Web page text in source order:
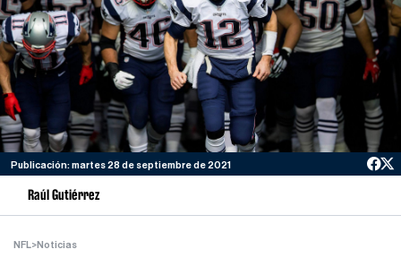
Publicación: martes 28 de septiembre de 2021
Raúl Gutiérrez
NFL>Noticias